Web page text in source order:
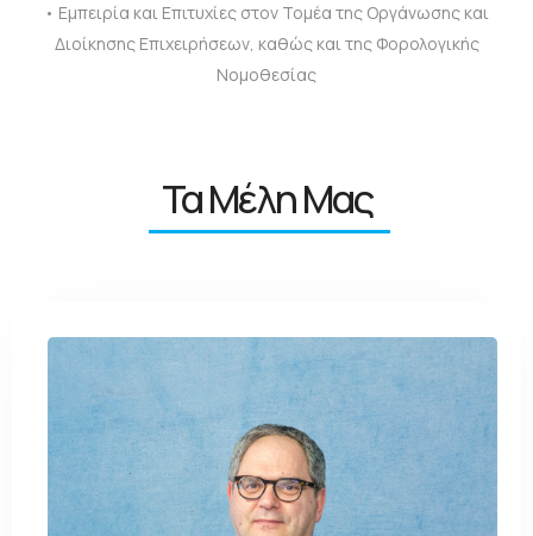
• Εμπειρία και Επιτυχίες στον Τομέα της Οργάνωσης και
Διοίκησης Επιχειρήσεων, καθώς και της Φορολογικής
Νομοθεσίας
Τα Μέλη Μας